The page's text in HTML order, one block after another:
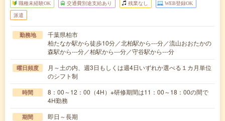
職種未経験OK 交通費別途支給あり 残業なし WEB登録OK
派遣
勤務地
千葉県柏市
柏たなか駅から徒歩10分／北柏駅から---分／流山おおたかの
森駅から---分／柏駅から---分／守谷駅から---分
曜日頻度
月～土の内、週3日もしくは週4日いずれか選べる１カ月単位
のシフト制
時間
8：00～12：00（4H）※研修期間は11：00～18：00の間で
4H勤務
期間 即日～長期